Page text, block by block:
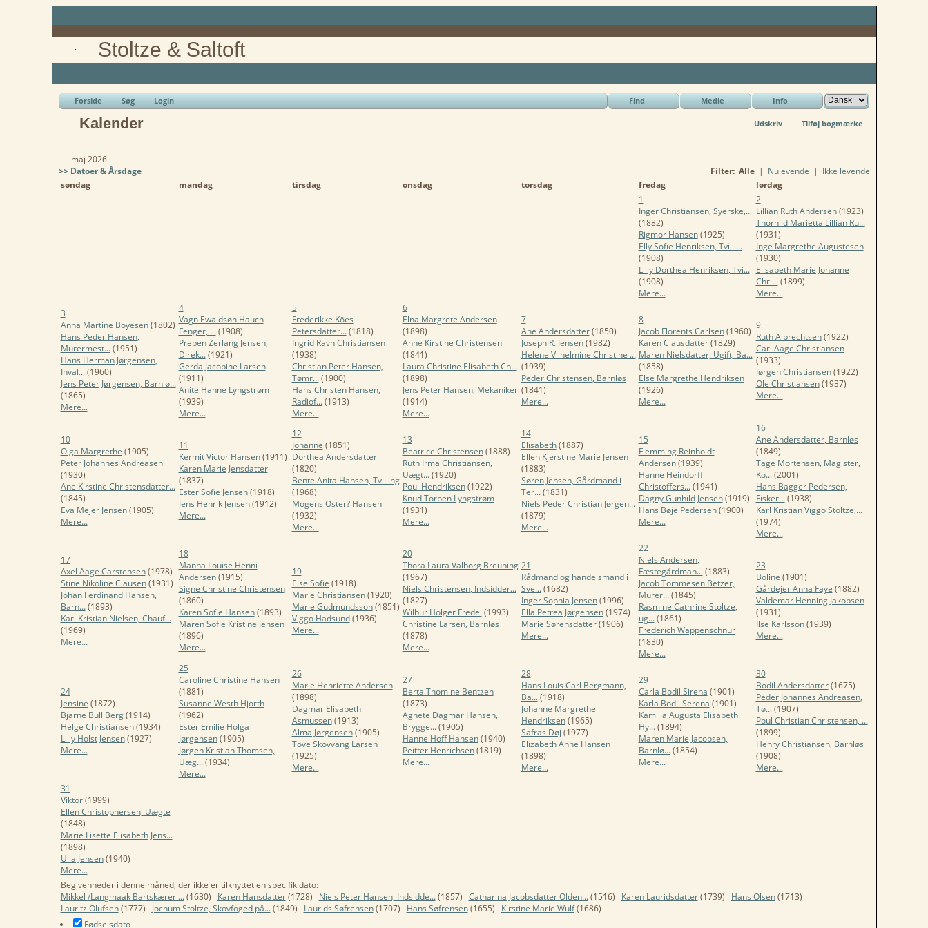
Stoltze & Saltoft
Forside Søg Login Find Medie Info
Udskriv Tilføj bogmærke
Kalender
maj 2026
>> Datoer & Årsdage
Filter: Alle| Nulevende | Ikke levende
søndag
mandag tirsdag onsdag torsdag fredag
lørdag
1
Inger Christiansen, Syerske,...
(1882)
Rigmor Hansen(1925)
Elly Sofie Henriksen, Tvilli...
(1908)
Lilly Dorthea Henriksen, Tvi...
(1908)
Mere...
2
Lillian Ruth Andersen(1923)
Thorhild Marietta Lillian Ru...
(1931)
Inge Margrethe Augustesen
(1930)
Elisabeth Marie Johanne
Chri...(1899)
Mere...
3
Anna Martine Boyesen(1802)
Hans Peder Hansen,
Murermest...(1951)
Hans Herman Jørgensen,
Inval...(1960)
Jens Peter Jørgensen, Barnlø...
(1865)
Mere...
4
Vagn Ewaldsøn Hauch
Fenger, ...(1908)
Preben Zerlang Jensen,
Direk...(1921)
Gerda Jacobine Larsen
(1911)
Anite Hanne Lyngstrøm
(1939)
Mere...
5
Frederikke Köes
Petersdatter...(1818)
Ingrid Ravn Christiansen
(1938)
Christian Peter Hansen,
Tømr...(1900)
Hans Christen Hansen,
Radiof...(1913)
Mere...
6
Elna Margrete Andersen
(1898)
Anne Kirstine Christensen
(1841)
Laura Christine Elisabeth Ch...
(1898)
Jens Peter Hansen, Mekaniker
(1914)
Mere...
7
Ane Andersdatter(1850)
Joseph R. Jensen(1982)
Helene Vilhelmine Christine ...
(1939)
Peder Christensen, Barnløs
(1841)
Mere...
8
Jacob Florents Carlsen(1960)
Karen Clausdatter(1829)
Maren Nielsdatter, Ugift, Ba...
(1858)
Else Margrethe Hendriksen
(1926)
Mere...
9
Ruth Albrechtsen(1922)
Carl Aage Christiansen
(1933)
Jørgen Christiansen(1922)
Ole Christiansen(1937)
Mere...
10
Olga Margrethe (1905)
Peter Johannes Andreasen
(1930)
Ane Kirstine Christensdatter...
(1845)
Eva Mejer Jensen(1905)
Mere...
11
Kermit Victor Hansen(1911)
Karen Marie Jensdatter
(1837)
Ester Sofie Jensen(1918)
Jens Henrik Jensen(1912)
Mere...
12
Johanne (1851)
Dorthea Andersdatter
(1820)
Bente Anita Hansen, Tvilling
(1968)
Mogens Oster? Hansen
(1932)
Mere...
13
Beatrice Christensen(1888)
Ruth Irma Christiansen,
Uægt...(1920)
Poul Hendriksen(1922)
Knud Torben Lyngstrøm
(1931)
Mere...
14
Elisabeth(1887)
Ellen Kjerstine Marie Jensen
(1883)
Søren Jensen, Gårdmand i
Ter...(1831)
Niels Peder Christian Jørgen...
(1879)
Mere...
15
Flemming Reinholdt
Andersen(1939)
Hanne Heindorff
Christoffers...(1941)
Dagny Gunhild Jensen(1919)
Hans Bøje Pedersen(1900)
Mere...
16
Ane Andersdatter, Barnløs
(1849)
Tage Mortensen, Magister,
Ko...(2001)
Hans Bagger Pedersen,
Fisker...(1938)
Karl Kristian Viggo Stoltze,...
(1974)
Mere...
17
Axel Aage Carstensen(1978)
Stine Nikoline Clausen(1931)
Johan Ferdinand Hansen,
Barn...(1893)
Karl Kristian Nielsen, Chauf...
(1969)
Mere...
18
Manna Louise Henni
Andersen(1915)
Signe Christine Christensen
(1860)
Karen Sofie Hansen(1893)
Maren Sofie Kristine Jensen
(1896)
Mere...
19
Else Sofie (1918)
Marie Christiansen(1920)
Marie Gudmundsson(1851)
Viggo Hadsund(1936)
Mere...
20
Thora Laura Valborg Breuning
(1967)
Niels Christensen, Indsidder...
(1827)
Wilbur Holger Fredel (1993)
Christine Larsen, Barnløs
(1878)
Mere...
21
Rådmand og handelsmand i
Sve...(1682)
Inger Sophia Jensen(1996)
Ella Petrea Jørgensen(1974)
Marie Sørensdatter(1906)
Mere...
22
Niels Andersen,
Fæstegårdman...(1883)
Jacob Tommesen Betzer,
Murer...(1845)
Rasmine Cathrine Stoltze,
ug...(1861)
Frederich Wappenschnur
(1830)
Mere...
23
Boline (1901)
Gårdejer Anna Faye (1882)
Valdemar Henning Jakobsen
(1931)
Ilse Karlsson(1939)
Mere...
24
Jensine (1872)
Bjarne Bull Berg(1914)
Helge Christiansen(1934)
Lilly Holst Jensen(1927)
Mere...
25
Caroline Christine Hansen
(1881)
Susanne Westh Hjorth
(1962)
Ester Emilie Holga
Jørgensen(1905)
Jørgen Kristian Thomsen,
Uæg...(1934)
Mere...
26
Marie Henriette Andersen
(1898)
Dagmar Elisabeth
Asmussen(1913)
Alma Jørgensen(1905)
Tove Skovvang Larsen
(1925)
Mere...
27
Berta Thomine Bentzen
(1873)
Agnete Dagmar Hansen,
Brygge...(1905)
Hanne Hoff Hansen(1940)
Peitter Henrichsen(1819)
Mere...
28
Hans Louis Carl Bergmann,
Ba...(1918)
Johanne Margrethe
Hendriksen(1965)
Safras Døj (1977)
Elizabeth Anne Hansen
(1898)
Mere...
29
Carla Bodil Sirena (1901)
Karla Bodil Serena (1901)
Kamilla Augusta Elisabeth
Hy...(1894)
Maren Marie Jacobsen,
Barnlø...(1854)
Mere...
30
Bodil Andersdatter(1675)
Peder Johannes Andreasen,
Tø...(1907)
Poul Christian Christensen, ...
(1899)
Henry Christiansen, Barnløs
(1908)
Mere...
31
Viktor(1999)
Ellen Christophersen, Uægte
(1848)
Marie Lisette Elisabeth Jens...
(1898)
Ulla Jensen(1940)
Mere...
Begivenheder i denne måned, der ikke er tilknyttet en specifik dato:
Mikkel /Langmaak Bartskærer ...(1630) Karen Hansdatter(1728) Niels Peter Hansen, Indsidde...(1857) Catharina Jacobsdatter Olden...(1516) Karen Lauridsdatter(1739) Hans Olsen(1713)
Lauritz Olufsen(1777) Jochum Stoltze, Skovfoged på...(1849) Laurids Søfrensen(1707) Hans Søfrensen(1655) Kirstine Marie Wulf(1686)
Fødselsdato